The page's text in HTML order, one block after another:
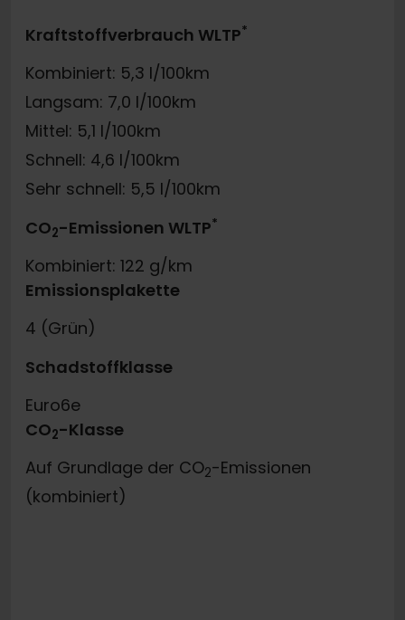
Kraftstoffverbrauch WLTP*
Kombiniert: 5,3 l/100km
Langsam: 7,0 l/100km
Mittel: 5,1 l/100km
Schnell: 4,6 l/100km
Sehr schnell: 5,5 l/100km
CO2-Emissionen WLTP*
Kombiniert: 122 g/km
Emissionsplakette
4 (Grün)
Schadstoffklasse
Euro6e
CO2-Klasse
Auf Grundlage der CO2-Emissionen
(kombiniert)